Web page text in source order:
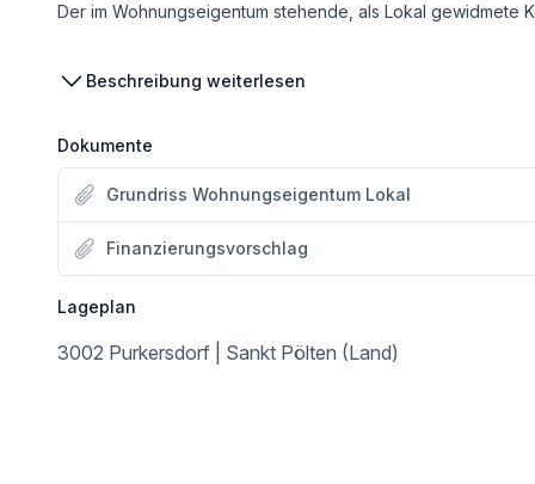
Der im Wohnungseigentum stehende, als Lokal gewidmete Kosmetiksalon verfügt über eine direkt nach aussen führende separate Eingangstür. Durch Umbauten im Inneren kann er zur Wohnung, zum Büro, Kanzlei etc. umgestaltet werden, da die Raumtrennung im Wesentlichen aus mobilen Trennwänden besteht. Dusche und WC sind vorhanden, eine Küche muss eingebaut, bzw einer der Räume als Wohnküche eingerichtet werden. Eine zum Wohnungseigentum gehörende ca. 12m² große Terasse
Der Energieausweis befindet sich in Arbeit.
Der Preis NUR € 195.000,-
Der Vermittler ist als Doppelmakler tätig.
Beschreibung weiterlesen
Dokumente
Grundriss Wohnungseigentum Lokal
Finanzierungsvorschlag
Lageplan
3002 Purkersdorf | Sankt Pölten (Land)